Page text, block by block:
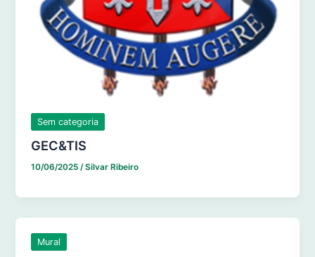
Sem categoria
GEC&TIS
10/06/2025/Silvar Ribeiro
Mural